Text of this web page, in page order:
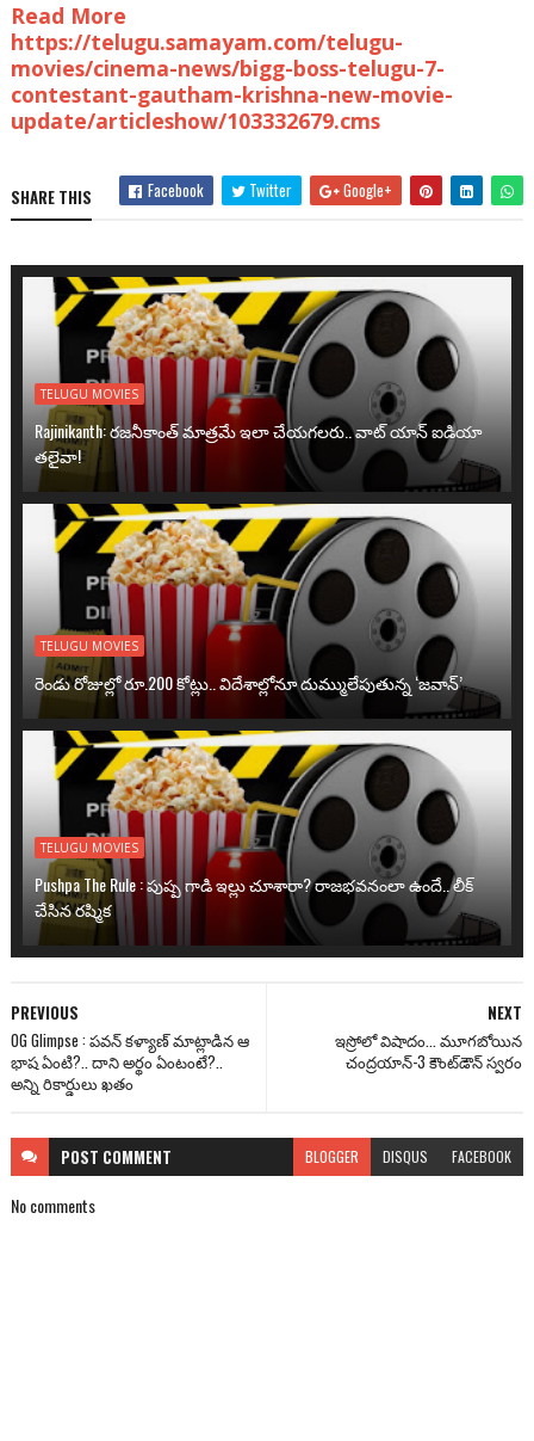
Read More
https://telugu.samayam.com/telugu-
movies/cinema-news/bigg-boss-telugu-7-
contestant-gautham-krishna-new-movie-
update/articleshow/103332679.cms
SHARE THIS Facebook Twitter Google+
TELUGU MOVIES
Rajinikanth: రజనీకాంత్ మాత్రమే ఇలా చేయగలరు.. వాట్ యాన్ ఐడియా
తలైవా!
TELUGU MOVIES
రెండు రోజుల్లో రూ.200 కోట్లు.. విదేశాల్లోనూ దుమ్ములేపుతున్న ‘జవాన్’
TELUGU MOVIES
Pushpa The Rule : పుష్ప గాడి ఇల్లు చూశారా? రాజభవనంలా ఉందే.. లీక్
చేసిన రష్మిక
NEXT
ఇస్రోలో విషాదం... మూగబోయిన
చంద్రయాన్-3 కౌంట్‌డౌన్ స్వరం
PREVIOUS
OG Glimpse : పవన్ కళ్యాణ్ మాట్లాడిన ఆ
భాష ఏంటి?.. దాని అర్థం ఏంటంటే?..
అన్ని రికార్డులు ఖతం
POST COMMENT BLOGGER DISQUS FACEBOOK
No comments